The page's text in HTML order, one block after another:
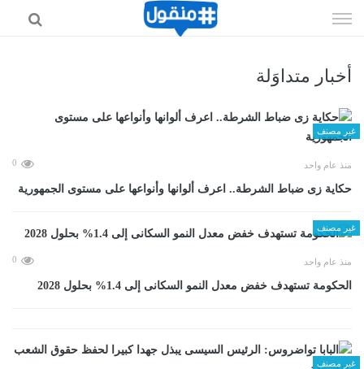
الى
أخبار متداوَلة
غير مصنف
منذ عام واحد 0
حكاية زى ضباط الشرطة.. اعرف ألوانها وأنواعها على مستوى الجمهورية
غير مصنف
منذ عام واحد 0
الحكومة تستهدف خفض معدل النمو السكانى إلى 1.4% بحلول 2028
غير مصنف